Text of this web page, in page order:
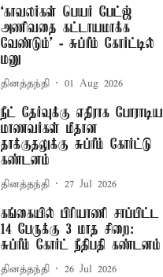
‘காவலர்கள் பெயர் பேட்ஜ்
அணிவதை கட்டாயமாக்க
வேண்டும்’ - சுப்ரீம் கோர்ட்டில்
மனு
தினத்தந்தி 01 Aug 2026
நீட் தேர்வுக்கு எதிராக போராடிய
மாணவர்கள் மீதான
தாக்குதலுக்கு சுப்ரீம் கோர்ட்டு
கண்டனம்
தினத்தந்தி 27 Jul 2026
கங்கையில் பிரியாணி சாப்பிட்ட
14 பேருக்கு 3 மாத சிறை:
சுப்ரீம் கோர்ட் நீதிபதி கண்டனம்
தினத்தந்தி 26 Jul 2026